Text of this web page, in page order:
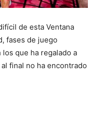
de esta Ventana
fases de juego
que ha regalado a
final no ha encontrado